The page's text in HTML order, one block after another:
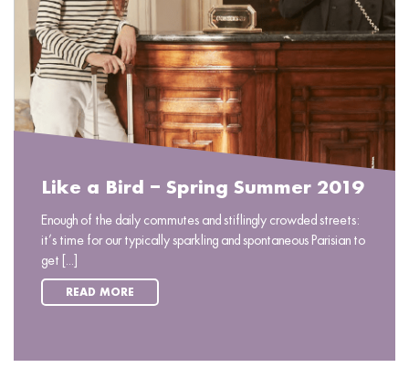
Like a Bird – Spring Summer 2019
Enough of the daily commutes and stiflingly crowded streets:
it’s time for our typically sparkling and spontaneous Parisian to
get [...]
READ MORE